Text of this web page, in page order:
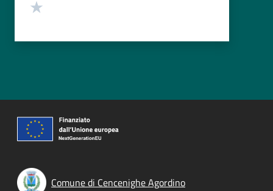
Comune di Cencenighe Agordino